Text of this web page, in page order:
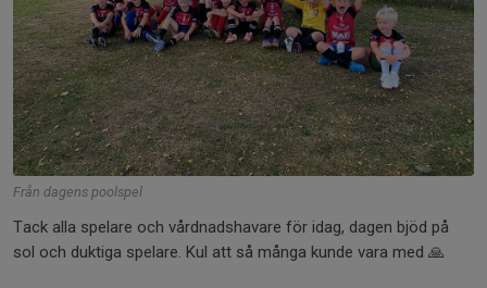
Från dagens poolspel
Tack alla spelare och vårdnadshavare för idag, dagen bjöd på
sol och duktiga spelare. Kul att så många kunde vara med 🙏